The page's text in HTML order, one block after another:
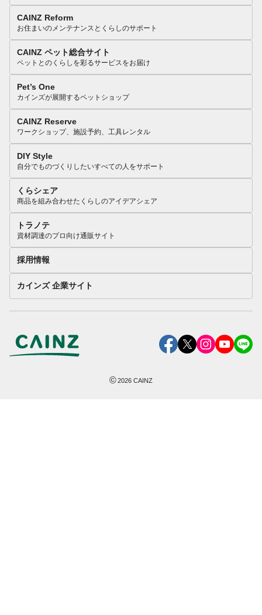
CAINZ Reform
お住まいのメンテナンスとくらしのサポート
CAINZ ペット総合サイト
ペットとのくらしを彩るサービスをお届け
Pet’s One
カインズが展開するペットショップ
CAINZ Reserve
ワークショップ、施設予約、工具レンタル
DIY Style
自分でものづくりしたいすべての人をサポート
くらシェア
商品を組み合わせたくらしのアイデアシェア
トラノテ
資材調達のプロ向け通販サイト
採用情報
カインズ 企業サイト
©2026 CAINZ